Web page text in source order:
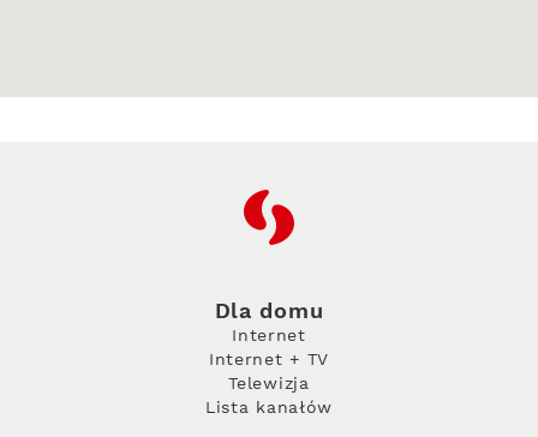
RFC
Dla domu
Internet
Internet + TV
Telewizja
Lista kanałów